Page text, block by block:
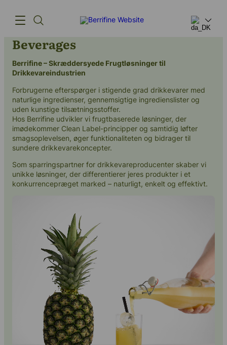
Products
Innovation
Supply Chain
Our Story
(+45) 57 67 50 05
Kontakt os
Beverages
Berrifine – Skræddersyede Frugtløsninger til
Drikkevareindustrien
Forbrugerne efterspørger i stigende grad drikkevarer med
naturlige ingredienser, gennemsigtige ingredienslister og
uden kunstige tilsætningsstoffer.
Hos Berrifine udvikler vi frugtbaserede løsninger, der
imødekommer Clean Label-principper og samtidig løfter
smagsoplevelsen, øger funktionaliteten og bidrager til
sundere drikkevarekoncepter.
Som sparringspartner for drikkevareproducenter skaber vi
unikke løsninger, der differentierer jeres produkter i et
konkurrencepræget marked – naturligt, enkelt og effektivt.